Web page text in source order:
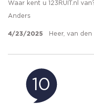
Waar kent u 123RUIT.nl
Anders
4/23/2025 Heer, van
10